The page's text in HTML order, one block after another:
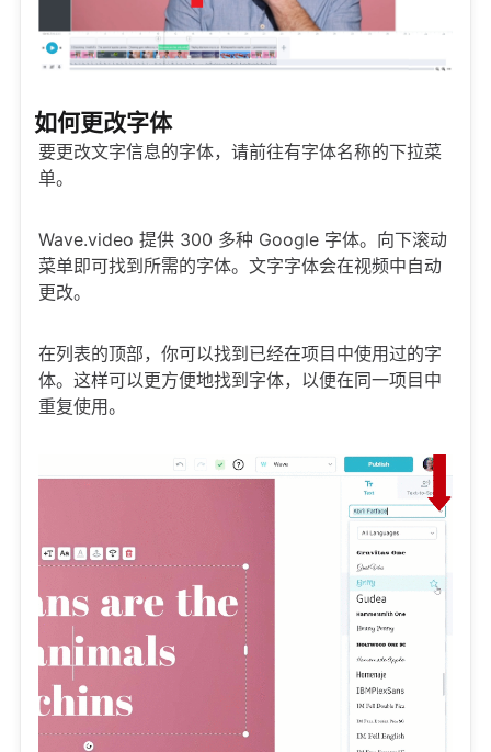
如何更改字体
要更改文字信息的字体，请前往有字体名称的下拉菜
单。
Wave.video 提供 300 多种 Google 字体。向下滚动
菜单即可找到所需的字体。文字字体会在视频中自动
更改。
在列表的顶部，你可以找到已经在项目中使用过的字
体。这样可以更方便地找到字体，以便在同一项目中
重复使用。